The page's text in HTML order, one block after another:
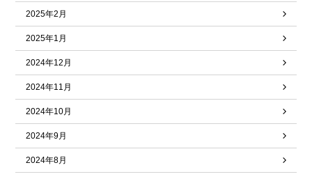
2025年2月
2025年1月
2024年12月
2024年11月
2024年10月
2024年9月
2024年8月